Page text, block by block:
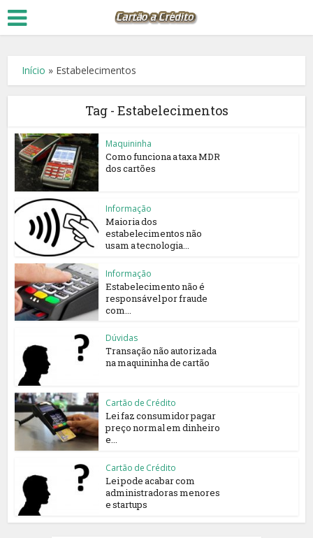
Início » Estabelecimentos
Tag - Estabelecimentos
Maquininha
Como funciona a taxa MDR
dos cartões
Informação
Maioria dos
estabelecimentos não
usam a tecnologia...
Informação
Estabelecimento não é
responsável por fraude
com...
Dúvidas
Transação não autorizada
na maquininha de cartão
Cartão de Crédito
Lei faz consumidor pagar
preço normal em dinheiro
e...
Cartão de Crédito
Lei pode acabar com
administradoras menores
e startups